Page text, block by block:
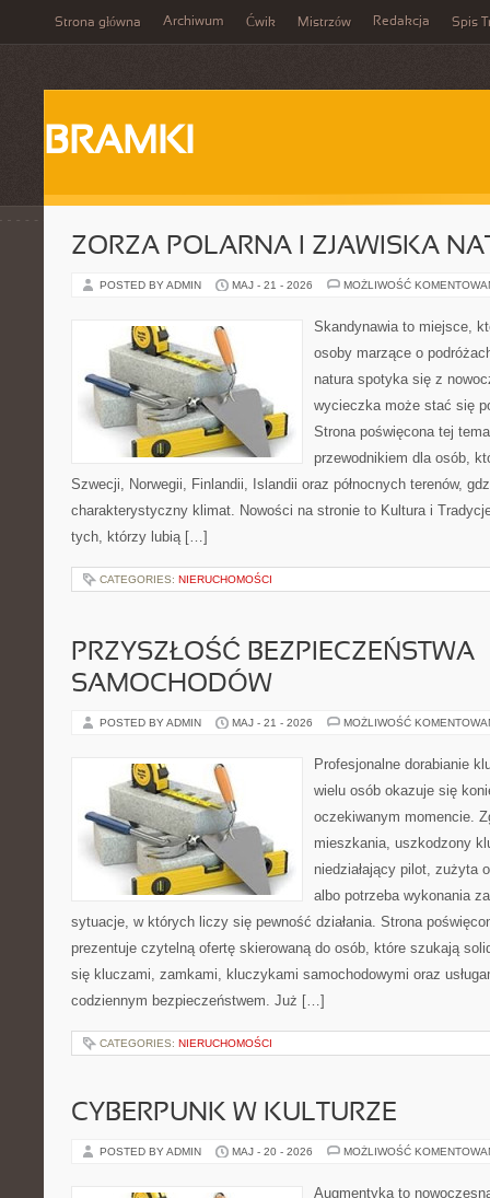
Strona główna Archiwum Ćwik Mistrzów Redakcja Spis
BRAMKI
ZORZA POLARNA I ZJAWISKA
POSTED BY ADMIN MAJ - 21 - 2026 MOŻLIWOŚĆ
Skandynawia to miejsce,
osoby marzące o
natura spotyka się z
wycieczka może stać się
Strona poświęcona tej
przewodnikiem dla osób,
Szwecji, Norwegii, Finlandii, Islandii oraz północnych terenów,
charakterystyczny klimat. Nowości na stronie to Kultura i
tych, którzy lubią […]
CATEGORIES: NIERUCHOMOŚCI
PRZYSZŁOŚĆ BEZPIECZEŃSTWA
SAMOCHODÓW
POSTED BY ADMIN MAJ - 21 - 2026 MOŻLIWOŚĆ
Profesjonalne dorabianie
wielu osób okazuje się
oczekiwanym momencie.
mieszkania, uszkodzony
niedziałający pilot, zużyta
albo potrzeba wykonania
sytuacje, w których liczy się pewność działania. Strona
prezentuje czytelną ofertę skierowaną do osób, które szukają
się kluczami, zamkami, kluczykami samochodowymi oraz
codziennym bezpieczeństwem. Już […]
CATEGORIES: NIERUCHOMOŚCI
CYBERPUNK W KULTURZE
POSTED BY ADMIN MAJ - 20 - 2026 MOŻLIWOŚĆ
Augmentyka to